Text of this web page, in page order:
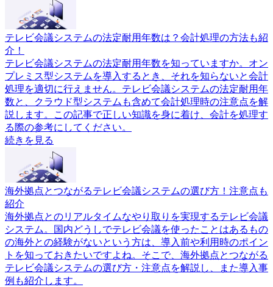
テレビ会議システムの法定耐用年数は？会計処理の方法も紹
介！
テレビ会議システムの法定耐用年数を知っていますか。オン
プレミス型システムを導入するとき、それを知らないと会計
処理を適切に行えません。テレビ会議システムの法定耐用年
数と、クラウド型システムも含めて会計処理時の注意点を解
説します。この記事で正しい知識を身に着け、会計を処理す
る際の参考にしてください。
続きを見る
海外拠点とつながるテレビ会議システムの選び方！注意点も
紹介
海外拠点とのリアルタイムなやり取りを実現するテレビ会議
システム。国内どうしでテレビ会議を使ったことはあるもの
の海外との経験がないという方は、導入前や利用時のポイン
トを知っておきたいですよね。そこで、海外拠点とつながる
テレビ会議システムの選び方・注意点を解説し、また導入事
例も紹介します。